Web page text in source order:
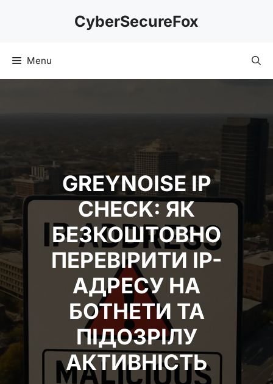
CyberSecureFox
Menu
GREYNOISE IP
CHECK: ЯК
БЕЗКОШТОВНО
ПЕРЕВІРИТИ IP-
АДРЕСУ НА
БОТНЕТИ ТА
ПІДОЗРІЛУ
АКТИВНІСТЬ